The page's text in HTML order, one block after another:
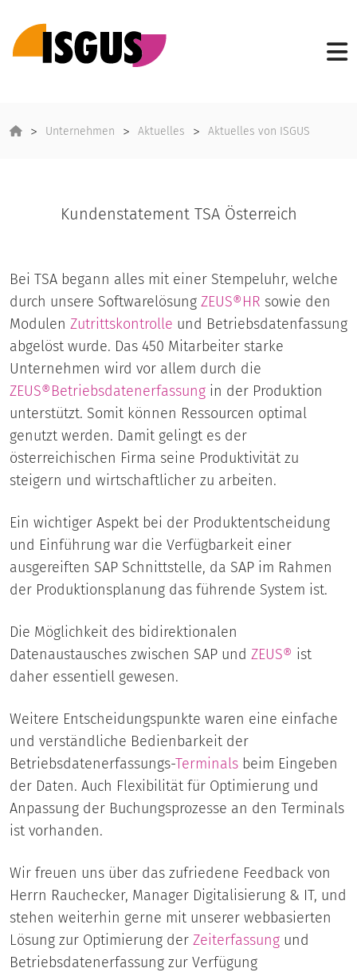
Unternehmen Aktuelles Aktuelles von ISGUS
Kundenstatement TSA Österreich
Bei TSA begann alles mit einer Stempeluhr, welche
durch unsere Softwarelösung ZEUS®HR sowie den
Modulen Zutrittskontrolle und Betriebsdatenfassung
abgelöst wurde. Das 450 Mitarbeiter starke
Unternehmen wird vor allem durch die
ZEUS®Betriebsdatenerfassung in der Produktion
unterstützt. Somit können Ressourcen optimal
genutzt werden. Damit gelingt es der
österreichischen Firma seine Produktivität zu
steigern und wirtschaftlicher zu arbeiten.
Ein wichtiger Aspekt bei der Produktentscheidung
und Einführung war die Verfügbarkeit einer
ausgereiften SAP Schnittstelle, da SAP im Rahmen
der Produktionsplanung das führende System ist.
Die Möglichkeit des bidirektionalen
Datenaustausches zwischen SAP und ZEUS® ist
daher essentiell gewesen.
Weitere Entscheidungspunkte waren eine einfache
und verständliche Bedienbarkeit der
Betriebsdatenerfassungs-Terminals beim Eingeben
der Daten. Auch Flexibilität für Optimierung und
Anpassung der Buchungsprozesse an den Terminals
ist vorhanden.
Wir freuen uns über das zufriedene Feedback von
Herrn Rauchecker, Manager Digitalisierung & IT, und
stehen weiterhin gerne mit unserer webbasierten
Lösung zur Optimierung der Zeiterfassung und
Betriebsdatenerfassung zur Verfügung